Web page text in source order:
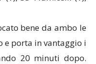
bene da ambo le
e porta in vantaggio i
20 minuti dopo.
perde molta